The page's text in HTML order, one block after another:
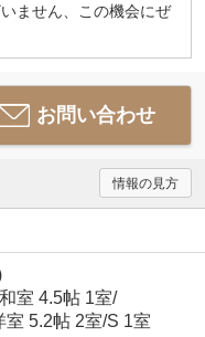
ません、この機会にぜ
お問い合わせ
情報の見方
室 4.5帖 1室/
室 5.2帖 2室/S 1室